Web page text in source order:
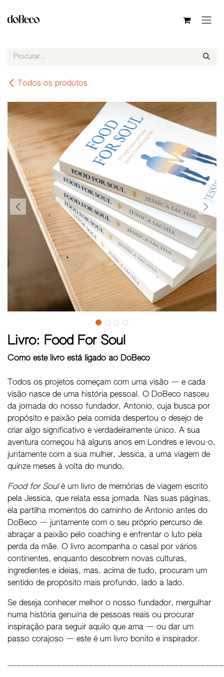
Todos os produtos
Livro: Food For Soul
Como este livro está ligado ao DoBeco
Todos os projetos começam com uma visão — e cada
visão nasce de uma história pessoal. O DoBeco nasceu
da jornada do nosso fundador, Antonio, cuja busca por
propósito e paixão pela comida despertou o desejo de
criar algo significativo e verdadeiramente único. A sua
aventura começou há alguns anos em Londres e levou-o,
juntamente com a sua mulher, Jessica, a uma viagem de
quinze meses à volta do mundo.
Food for Soulé um livro de memórias de viagem escrito
pela Jessica, que relata essa jornada. Nas suas páginas,
ela partilha momentos do caminho de Antonio antes do
DoBeco — juntamente com o seu próprio percurso de
abraçar a paixão pelo coaching e enfrentar o luto pela
perda da mãe. O livro acompanha o casal por vários
continentes, enquanto descobrem novas culturas,
ingredientes e ideias, mas, acima de tudo, procuram um
sentido de propósito mais profundo, lado a lado.
Se deseja conhecer melhor o nosso fundador, mergulhar
numa história genuína de pessoas reais ou procurar
inspiração para seguir aquilo que ama — ou dar um
passo corajoso — este é um livro bonito e inspirador.